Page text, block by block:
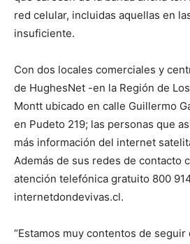
red celular, incluidas aquellas en
insuficiente.
Con dos locales comerciales y
de HughesNet -en la Región de
Montt ubicado en calle Guillermo
en Pudeto 219; las personas que
más información del internet
Además de sus redes de contacto
atención telefónica gratuito 800
internetdondevivas.cl.
“Estamos muy contentos de